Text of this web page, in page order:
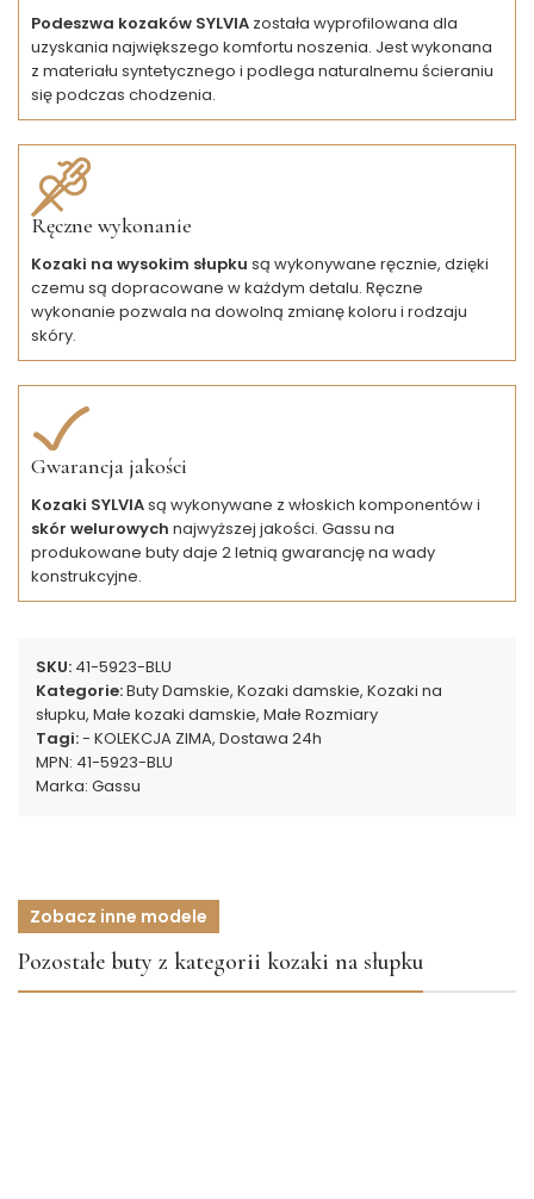
Podeszwa kozaków SYLVIA została wyprofilowana dla
uzyskania największego komfortu noszenia. Jest wykonana
z materiału syntetycznego i podlega naturalnemu ścieraniu
się podczas chodzenia.
Ręczne wykonanie
Kozaki na wysokim słupku są wykonywane ręcznie, dzięki
czemu są dopracowane w każdym detalu. Ręczne
wykonanie pozwala na dowolną zmianę koloru i rodzaju
skóry.
Gwarancja jakości
Kozaki SYLVIAsą wykonywane z włoskich komponentów i
skór welurowych najwyższej jakości. Gassu na
produkowane buty daje 2 letnią gwarancję na wady
konstrukcyjne.
SKU: 41-5923-BLU
Kategorie:Buty Damskie, Kozaki damskie, Kozaki na
słupku, Małe kozaki damskie, Małe Rozmiary
Tagi:- KOLEKCJA ZIMA, Dostawa 24h
MPN: 41-5923-BLU
Marka: Gassu
Zobacz inne modele
Pozostałe buty z kategorii kozaki na słupku